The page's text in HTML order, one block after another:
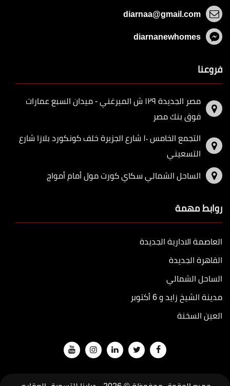
diarnaa@gmail.com
diarnanewhomes
فروعنا
مصر الجديدة ١٢٩ ش الميرغني - ميدان السبع عمارات
فوق بنك مصر
التجمع الخامس ١٠ شارع الجزيرة خلف كونكورد بلازا شارع
التسعيني
الساحل الشمالي سكاي كورت مول أمام أمواج
روابط مهمة
العاصمة الادارية الجديدة
القاهرة الجديدة
الساحل الشمالي
مدينة الشيخ زايد و 6 أكتوبر
العين السخنة